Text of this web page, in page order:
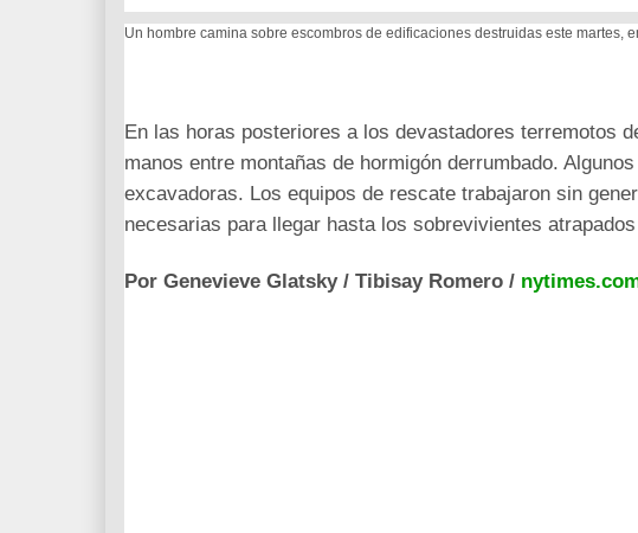
Un hombre camina sobre escombros de edificaciones destruidas este martes,
En las horas posteriores a los devastadores terremotos
manos entre montañas de hormigón derrumbado.
excavadoras. Los equipos de rescate trabajaron sin
necesarias para llegar hasta los sobrevivientes
Por Genevieve Glatsky / Tibisay Romero /